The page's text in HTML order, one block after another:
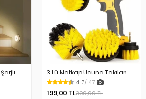
3 Lü Matkap Ucuna Takılan
Temizlik Fırça Seti
4.7/ 47
199,00 TL300,00 TL